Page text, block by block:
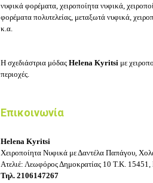
νυφικά φορέματα, χειροποίητα νυφικά,
φορέματα πολυτελείας, μεταξωτά νυφικά,
κ.α.
Η σχεδιάστρια μόδας Helena Kyritsi με
περιοχές.
Επικοινωνία
Helena Kyritsi
Χειροποίητα Νυφικά με Δαντέλα Παπάγου,
Ατελιέ: Λεωφόρος Δημοκρατίας 10 Τ.Κ. 15451,
Τηλ. 2106147267